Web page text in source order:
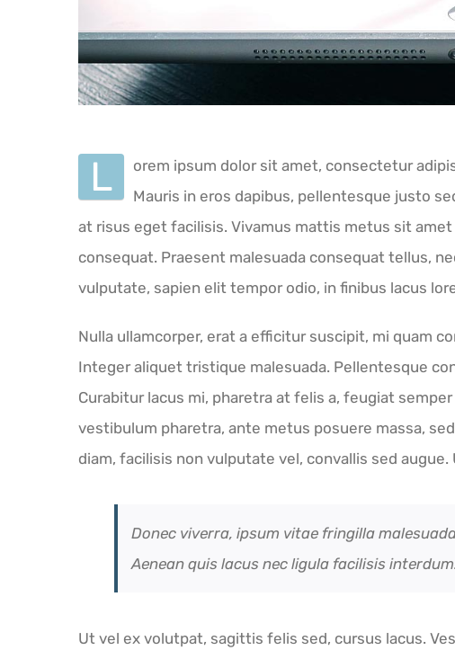
L
orem ipsum dolor sit amet, consectetur
Mauris in eros dapibus, pellentesque justo
at risus eget facilisis. Vivamus mattis metus sit
consequat. Praesent malesuada consequat tellus,
vulputate, sapien elit tempor odio, in finibus lacus
Nulla ullamcorper, erat a efficitur suscipit, mi quam
Integer aliquet tristique malesuada. Pellentesque
Curabitur lacus mi, pharetra at felis a, feugiat
vestibulum pharetra, ante metus posuere massa,
diam, facilisis non vulputate vel, convallis sed
Donec viverra, ipsum vitae fringilla
Aenean quis lacus nec ligula facilisis
Ut vel ex volutpat, sagittis felis sed, cursus lacus.